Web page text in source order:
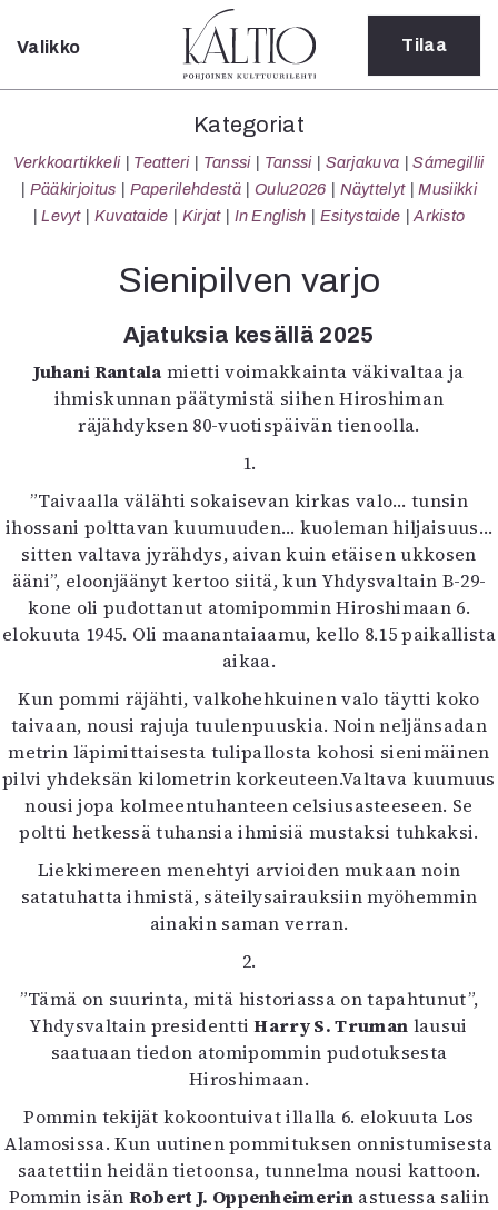
Sulje
Kategoriat
Verkkoartikkeli
Teatteri
Tanssi
Sarjakuva
Sámegillii
Pääkirjoitus
Paperilehdestä
Oulu2026
Näyttelyt
Musiikki
Levyt
Kirjat
In English
Esitystaide
Arkisto
Lehdet
2–3/2026
1/2026
6/2025
5/2025 saame
5/2025
Lehtiarkisto
Info
Yhteistyössä
Toimitus
Mediatiedot
Kaltio ry
Valikko Tilaa
Kategoriat
Verkkoartikkeli Teatteri Tanssi Tanssi Sarjakuva
Sámegillii
Pääkirjoitus
Paperilehdestä Oulu2026 Näyttelyt
Musiikki
Levyt
Kuvataide Kirjat In English Esitystaide Arkisto
Sienipilven varjo
Ajatuksia kesällä 2025
Juhani Rantala mietti voimakkainta väkivaltaa ja
ihmiskunnan päätymistä siihen Hiroshiman
räjähdyksen 80-vuotispäivän tienoolla.
1.
”Taivaalla välähti sokaisevan kirkas valo… tunsin
ihossani polttavan kuumuuden… kuoleman hiljaisuus…
sitten valtava jyrähdys, aivan kuin etäisen ukkosen
ääni”, eloonjäänyt kertoo siitä, kun Yhdysvaltain B-29-
kone oli pudottanut atomipommin Hiroshimaan 6.
elokuuta 1945. Oli maanantaiaamu, kello 8.15 paikallista
aikaa.
Kun pommi räjähti, valkohehkuinen valo täytti koko
taivaan, nousi rajuja tuulenpuuskia. Noin neljänsadan
metrin läpimittaisesta tulipallosta kohosi sienimäinen
pilvi yhdeksän kilometrin korkeuteen.Valtava kuumuus
nousi jopa kolmeentuhanteen celsiusasteeseen. Se
poltti hetkessä tuhansia ihmisiä mustaksi tuhkaksi.
Liekkimereen menehtyi arvioiden mukaan noin
satatuhatta ihmistä, säteilysairauksiin myöhemmin
ainakin saman verran.
2.
”Tämä on suurinta, mitä historiassa on tapahtunut”,
Yhdysvaltain presidenttiHarry S. Truman lausui
saatuaan tiedon atomipommin pudotuksesta
Hiroshimaan.
Pommin tekijät kokoontuivat illalla 6. elokuuta Los
Alamosissa. Kun uutinen pommituksen onnistumisesta
saatettiin heidän tietoonsa, tunnelma nousi kattoon.
Pommin isän Robert J. Oppenheimerin astuessa saliin